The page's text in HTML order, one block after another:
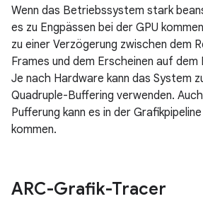
Wenn das Betriebssystem stark
es zu Engpässen bei der GPU
zu einer Verzögerung zwischen dem
Frames und dem Erscheinen auf dem
Je nach Hardware kann das System
Quadruple-Buffering verwenden.
Pufferung kann es in der
kommen.
ARC-Grafik-Tracer